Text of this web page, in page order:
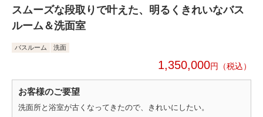
スムーズな段取りで叶えた、明るくきれいなバス
ルーム＆洗面室
バスルーム 洗面
1,350,000円
お客様のご要望
洗面所と浴室が古くなってきたので、きれいにしたい。